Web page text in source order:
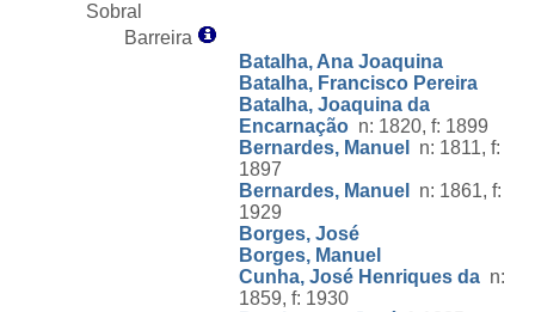
Sobral
Barreira
Batalha, Ana Joaquina
Batalha, Francisco Pereira
Batalha, Joaquina da
Encarnação n: 1820, f: 1899
Bernardes, Manuel
n: 1811, f:
1897
Bernardes, Manuel
n: 1861, f:
1929
Borges, José
Borges, Manuel
Cunha, José Henriques da n:
1859, f: 1930